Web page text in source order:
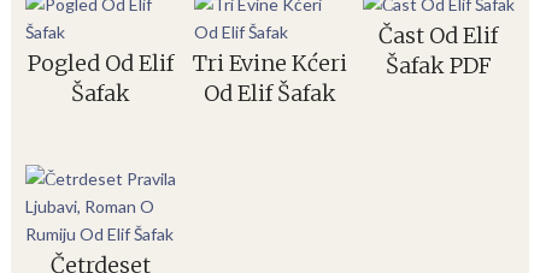
Pogled Od Elif
Šafak
Tri Evine Kćeri
Od Elif Šafak
Čast Od Elif
Šafak PDF
Četrdeset